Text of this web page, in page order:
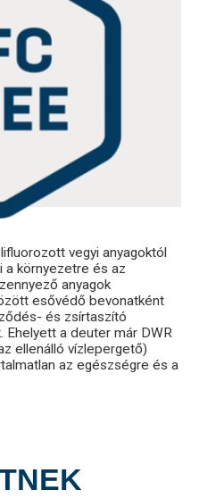
vegyi anyagoktól
a környezetre és az
anyagok
esővédő bevonatként
és zsírtaszító
Ehelyett a deuter már DWR
ellenálló vízlepergető)
az egészségre és a